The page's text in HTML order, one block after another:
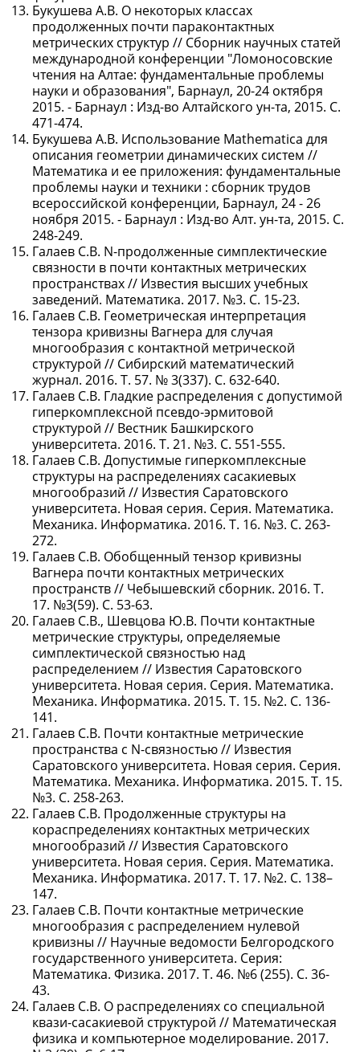
Букушева А.В. О некоторых классах
продолженных почти параконтактных
метрических структур // Сборник научных статей
международной конференции "Ломоносовские
чтения на Алтае: фундаментальные проблемы
науки и образования", Барнаул, 20-24 октября
2015. - Барнаул : Изд-во Алтайского ун-та, 2015. С.
471-474.
Букушева А.В. Использование Mathematica для
описания геометрии динамических систем //
Математика и ее приложения: фундаментальные
проблемы науки и техники : сборник трудов
всероссийской конференции, Барнаул, 24 - 26
ноября 2015. - Барнаул : Изд-во Алт. ун-та, 2015. С.
248-249.
Галаев С.В. N-продолженные симплектические
связности в почти контактных метрических
пространствах // Известия высших учебных
заведений. Математика. 2017. №3. С. 15-23.
Галаев С.В. Геометрическая интерпретация
тензора кривизны Вагнера для случая
многообразия с контактной метрической
структурой // Сибирский математический
журнал. 2016. Т. 57. № 3(337). С. 632-640.
Галаев С.В. Гладкие распределения с допустимой
гиперкомплексной псевдо-эрмитовой
структурой // Вестник Башкирского
университета. 2016. Т. 21. №3. С. 551-555.
Галаев С.В. Допустимые гиперкомплексные
структуры на распределениях сасакиевых
многообразий // Известия Саратовского
университета. Новая серия. Серия. Математика.
Механика. Информатика. 2016. Т. 16. №3. С. 263-
272.
Галаев С.В. Обобщенный тензор кривизны
Вагнера почти контактных метрических
пространств // Чебышевский сборник. 2016. Т.
17. №3(59). С. 53-63.
Галаев С.В., Шевцова Ю.В. Почти контактные
метрические структуры, определяемые
симплектической связностью над
распределением // Известия Саратовского
университета. Новая серия. Серия. Математика.
Механика. Информатика. 2015. Т. 15. №2. С. 136-
141.
Галаев С.В. Почти контактные метрические
пространства с N-связностью // Известия
Саратовского университета. Новая серия. Серия.
Математика. Механика. Информатика. 2015. Т. 15.
№3. С. 258-263.
Галаев С.В. Продолженные структуры на
кораспределениях контактных метрических
многообразий // Известия Саратовского
университета. Новая серия. Серия. Математика.
Механика. Информатика. 2017. Т. 17. №2. С. 138–
147.
Галаев С.В. Почти контактные метрические
многообразия с распределением нулевой
кривизны // Научные ведомости Белгородского
государственного университета. Серия:
Математика. Физика. 2017. Т. 46. №6 (255). C. 36-
43.
Галаев С.В. О распределениях со специальной
квази-сасакиевой структурой // Математическая
физика и компьютерное моделирование. 2017.